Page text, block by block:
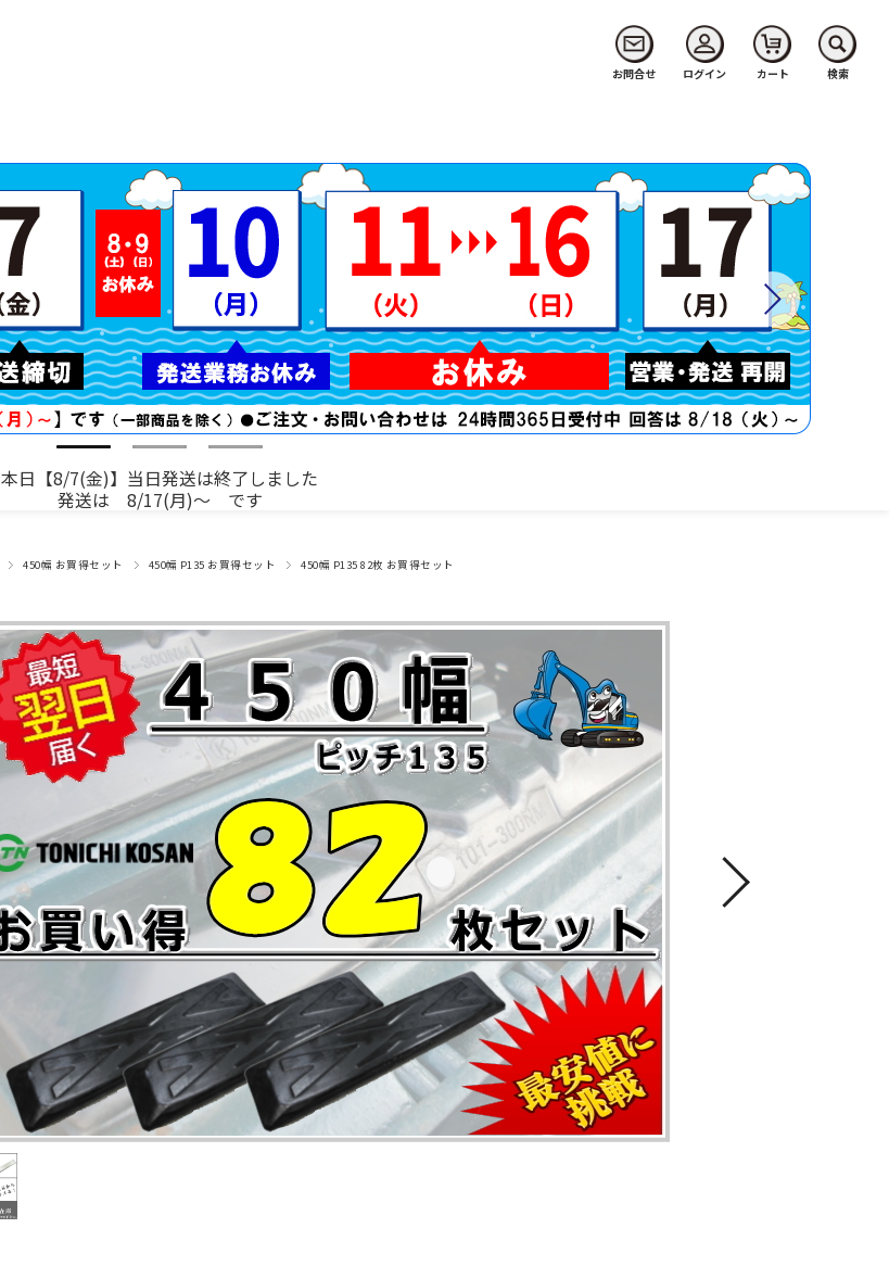
お問合せ ログイン カート 検索
本日【8/7(金)】当日発送は終了しました
発送は 8/17(月)～ です
450幅 お買得セット 450幅 P135 お買得セット 450幅 P135 82枚 お買得セット